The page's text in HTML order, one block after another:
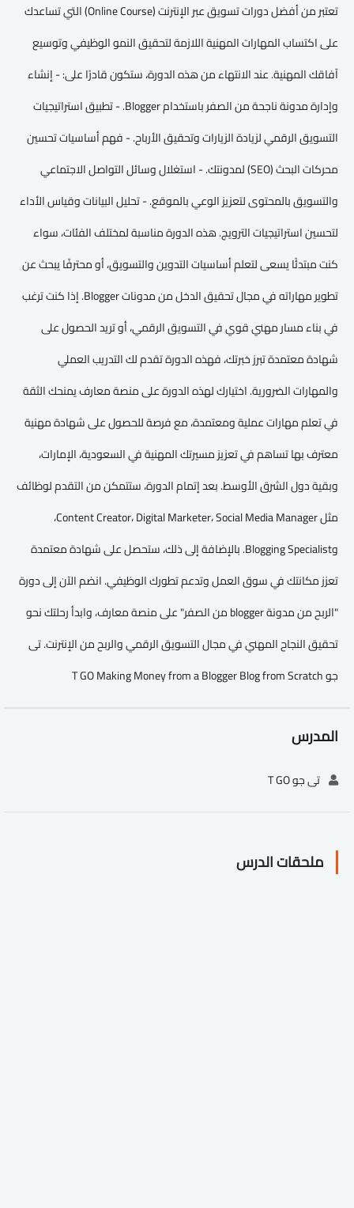
تعتبر من أفضل دورات تسويق عبر الإنترنت (Online Course) التي تساعدك
على اكتساب المهارات المهنية اللازمة لتحقيق النمو الوظيفي وتوسيع
آفاقك المهنية. عند الانتهاء من هذه الدورة، ستكون قادرًا على: - إنشاء
وإدارة مدونة ناجحة من الصفر باستخدام Blogger. - تطبيق استراتيجيات
التسويق الرقمي لزيادة الزيارات وتحقيق الأرباح. - فهم أساسيات تحسين
محركات البحث (SEO) لمدونتك. - استغلال وسائل التواصل الاجتماعي
والتسويق بالمحتوى لتعزيز الوعي بالموقع. - تحليل البيانات وقياس الأداء
لتحسين استراتيجيات الترويج. هذه الدورة مناسبة لمختلف الفئات، سواء
كنت مبتدئًا يسعى لتعلم أساسيات التدوين والتسويق، أو محترفًا يبحث عن
تطوير مهاراته في مجال تحقيق الدخل من مدونات Blogger. إذا كنت ترغب
في بناء مسار مهني قوي في التسويق الرقمي، أو تريد الحصول على
شهادة معتمدة تبرز خبرتك، فهذه الدورة تقدم لك التدريب العملي
والمهارات الضرورية. اختيارك لهذه الدورة على منصة معارف يمنحك الثقة
في تعلم مهارات عملية ومعتمدة، مع فرصة للحصول على شهادة مهنية
معترف بها تساهم في تعزيز مسيرتك المهنية في السعودية، الإمارات،
وبقية دول الشرق الأوسط. بعد إتمام الدورة، ستتمكن من التقدم لوظائف
مثل Content Creator، Digital Marketer، Social Media Manager،
وBlogging Specialist. بالإضافة إلى ذلك، ستحصل على شهادة معتمدة
تعزز مكانتك في سوق العمل وتدعم تطورك الوظيفي. انضم الآن إلى دورة
"الربح من مدونة blogger من الصفر" على منصة معارف، وابدأ رحلتك نحو
تحقيق النجاح المهني في مجال التسويق الرقمي والربح من الإنترنت. تى
جو T GO Making Money from a Blogger Blog from Scratch
المدرس
تى جو T GO
ملحقات الدرس